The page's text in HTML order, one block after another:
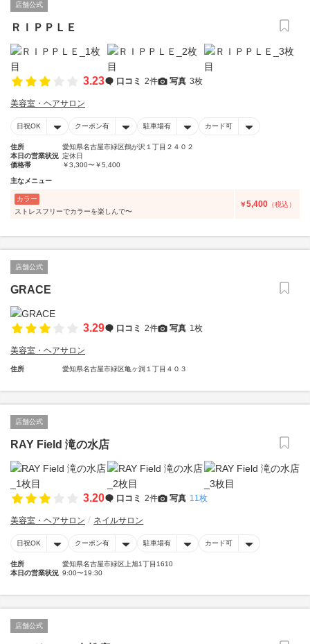
店舗公式
ＲＩＰＰＬＥ
3.23 口コミ 2件 写真 3枚
美容室・ヘアサロン
日祝OK クーポン有 駐車場有 カード可
住所
愛知県名古屋市緑区鶴が沢１丁目２４０２
本日の営業状況 定休日
価格帯
￥3,300〜￥5,400
主なメニュー
カラー
ストレスフリーでカラーを楽しんで〜
￥5,400 （税込）
店舗公式
GRACE
3.29 口コミ 2件 写真 1枚
美容室・ヘアサロン
住所 愛知県名古屋市緑区亀ヶ洞１丁目４０３
店舗公式
RAY Field 滝の水店
3.20 口コミ 2件 写真 11枚
美容室・ヘアサロン ネイルサロン
日祝OK クーポン有 駐車場有 カード可
住所
愛知県名古屋市緑区上旭1丁目1610
本日の営業状況 9:00〜19:30
店舗公式